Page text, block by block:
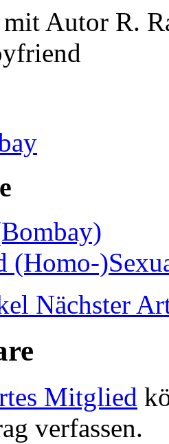
Autor R.
(Homo-
Nächster
Mitglied
verfassen.